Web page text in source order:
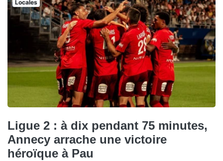
Locales
Ligue 2 : à dix pendant 75 minutes,
Annecy arrache une victoire
héroïque à Pau